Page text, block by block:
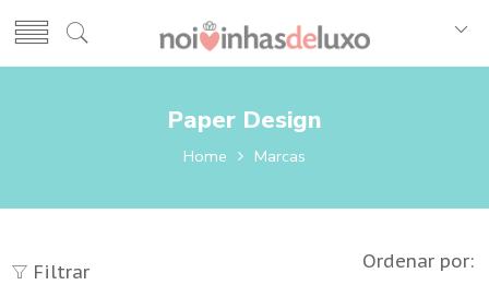
Paper Design
Home Marcas
Filtrar Ordenar por: